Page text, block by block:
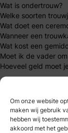
Om onze website
maken wij gebruik
hebben wij
akkoord met het
Wat is ondertrouw?
Welke soorten
Wat doet een
Wanneer een
Wat kost een
Moet ik de vader
Hoeveel geld moet
B&B Club – inloggen
B&B Club –